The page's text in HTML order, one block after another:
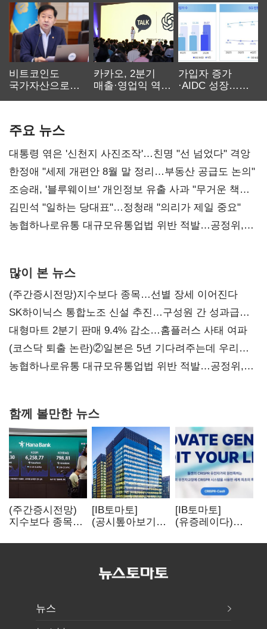
비트코인도
국가자산으로…'
카카오, 2분기
매출·영업익 역대
가입자 증가
·AIDC 성장…
주요 뉴스
대통령 엮은 '신천지 사진조작'…친명 "선 넘었다" 격앙
한정애 "세제 개편안 8월 말 정리…부동산 공급도 논의"
조승래, '블루웨이브' 개인정보 유출 사과 "무거운 책임
통감"
김민석 "일하는 당대표"…정청래 "의리가 제일 중요"
농협하나로유통 대규모유통업법 위반 적발…공정위,
많이 본 뉴스
(주간증시전망)지수보다 종목…선별 장세 이어진다
SK하이닉스 통합노조 신설 추진…구성원 간 성과급
불만 확산
대형마트 2분기 판매 9.4% 감소…홈플러스 사태 여파
(코스닥 퇴출 논란)②일본은 5년 기다려주는데 우리는
당장 퇴출?…시간만으론 부족한 코스닥 구하기
농협하나로유통 대규모유통업법 위반 적발…공정위,
함께 볼만한 뉴스
(주간증시전망)
지수보다 종목…
이어진다
[IB토마토]
(공시톺아보기)
바로 매출로
[IB토마토]
(유증레이다)
3분의 1 토막…
뉴스